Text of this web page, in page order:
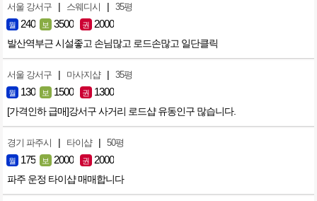
서울 강서구 | 스웨디시 | 35평
월 240 보 3500 권 2000
발산역부근 시설좋고 손님많고 로드손많고 일단클릭
서울 강서구 | 마사지샵 | 35평
월 130 보 1500 권 1300
[가격인하 급매]강서구 사거리 로드샵 유동인구 많습니다.
경기 파주시 | 타이샵 | 50평
월 175 보 2000 권 2000
파주 운정 타이샵 매매합니다